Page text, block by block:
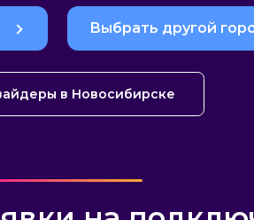
По рейтингу
По цене
По скорости
По количеству тарифов
По количеству отзывов
Выбрать другой
в Новосибирске